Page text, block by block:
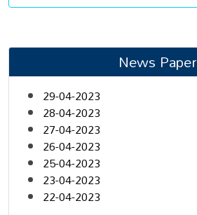
News Paper
29-04-2023
28-04-2023
27-04-2023
26-04-2023
25-04-2023
23-04-2023
22-04-2023